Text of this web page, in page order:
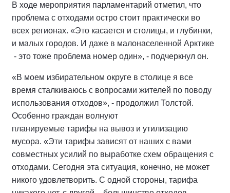
В ходе мероприятия парламентарий отметил, что
проблема с отходами остро стоит практически во
всех регионах. «Это касается и столицы, и глубинки,
и малых городов. И даже в малонаселенной Арктике
- это тоже проблема номер один», - подчеркнул он.
«В моем избирательном округе в столице я все
время сталкиваюсь с вопросами жителей по поводу
использования отходов», - продолжил Толстой.
Особенно граждан волнуют
планируемые тарифы на вывоз и утилизацию
мусора. «Эти тарифы зависят от наших с вами
совместных усилий по выработке схем обращения с
отходами. Сегодня эта ситуация, конечно, не может
никого удовлетворить. С одной стороны, тарифа